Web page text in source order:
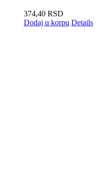
374,40 RSD
Dodaj u korpu Details